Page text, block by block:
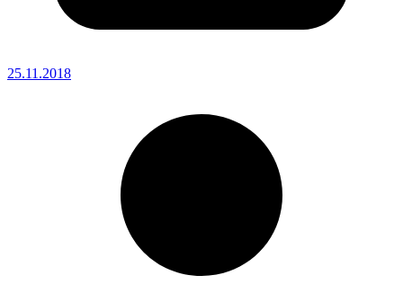
25.11.2018